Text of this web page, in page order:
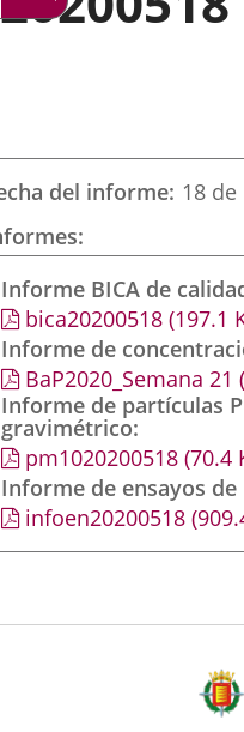
del informe 18
Informe BICA de
bica20200518 (197.1
Informe de
BaP2020_Semana 21
Informe de partículas
gravimétrico
pm1020200518 (70.4
Informe de ensayos de
infoen20200518